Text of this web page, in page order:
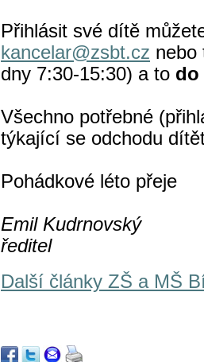
Přihlásit své dítě
kancelar@zsbt.cz nebo
dny 7:30-15:30) a to do
Všechno potřebné
týkající se odchodu
Pohádkové léto přeje
Emil Kudrnovský
ředitel
Další články ZŠ a MŠ